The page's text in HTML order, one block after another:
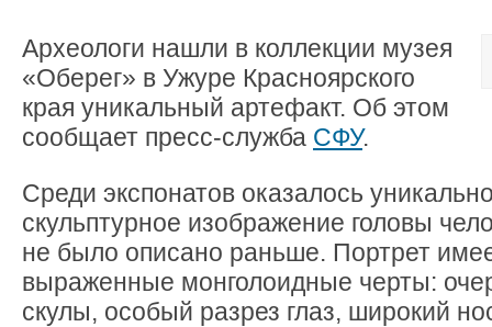
Археологи нашли в коллекции музея
«Оберег» в Ужуре Красноярского
края уникальный артефакт. Об этом
сообщает пресс-служба СФУ.
Среди экспонатов оказалось
скульптурное изображение головы
не было описано раньше. Портрет
выраженные монголоидные черты:
скулы, особый разрез глаз, широкий